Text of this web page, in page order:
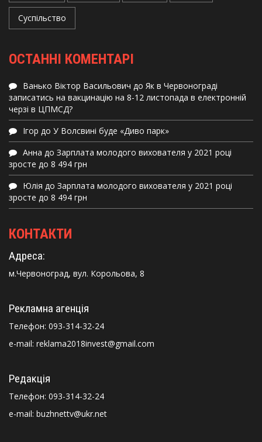
Суспільство
ОСТАННІ КОМЕНТАРІ
Ванько Віктор Васильович до Як в Червонограді
записатись на вакцинацію на 8-12 листопада в електронній
черзі в ЦПМСД?
Ігор до У Волсвині буде «Диво парк»
Анна до Зарплата молодого вихователя у 2021 році
зросте до 8 494 грн
Юлія до Зарплата молодого вихователя у 2021 році
зросте до 8 494 грн
КОНТАКТИ
Адреса:
м.Червоноград, вул. Корольова, 8
Рекламна агенція
Телефон: 093-314-32-24
e-mail: reklama2018invest@gmail.com
Редакція
Телефон: 093-314-32-24
e-mail: buzhnettv@ukr.net